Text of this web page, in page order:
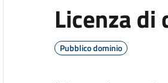
Licenza
Pubblico dominio